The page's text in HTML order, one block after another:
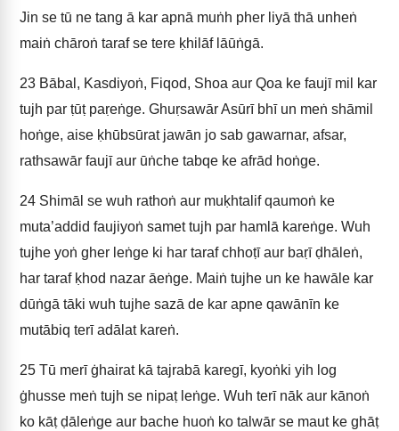
Jin se tū ne tang ā kar apnā muṅh pher liyā thā unheṅ
maiṅ chāroṅ taraf se tere ḳhilāf lāūṅgā.
23 Bābal, Kasdiyoṅ, Fiqod, Shoa aur Qoa ke faujī mil kar
tujh par ṭūṭ paṛeṅge. Ghuṛsawār Asūrī bhī un meṅ shāmil
hoṅge, aise ḳhūbsūrat jawān jo sab gawarnar, afsar,
rathsawār faujī aur ūṅche tabqe ke afrād hoṅge.
24 Shimāl se wuh rathoṅ aur muḳhtalif qaumoṅ ke
muta’addid faujiyoṅ samet tujh par hamlā kareṅge. Wuh
tujhe yoṅ gher leṅge ki har taraf chhoṭī aur baṛī ḍhāleṅ,
har taraf ḳhod nazar āeṅge. Maiṅ tujhe un ke hawāle kar
dūṅgā tāki wuh tujhe sazā de kar apne qawānīn ke
mutābiq terī adālat kareṅ.
25 Tū merī ġhairat kā tajrabā karegī, kyoṅki yih log
ġhusse meṅ tujh se nipaṭ leṅge. Wuh terī nāk aur kānoṅ
ko kāṭ ḍāleṅge aur bache huoṅ ko talwār se maut ke ghāṭ